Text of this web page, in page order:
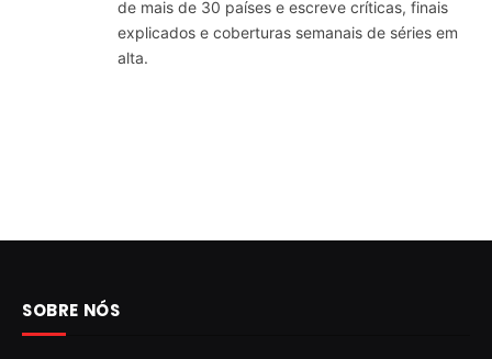
de mais de 30 países e escreve críticas, finais
explicados e coberturas semanais de séries em
alta.
SOBRE NÓS